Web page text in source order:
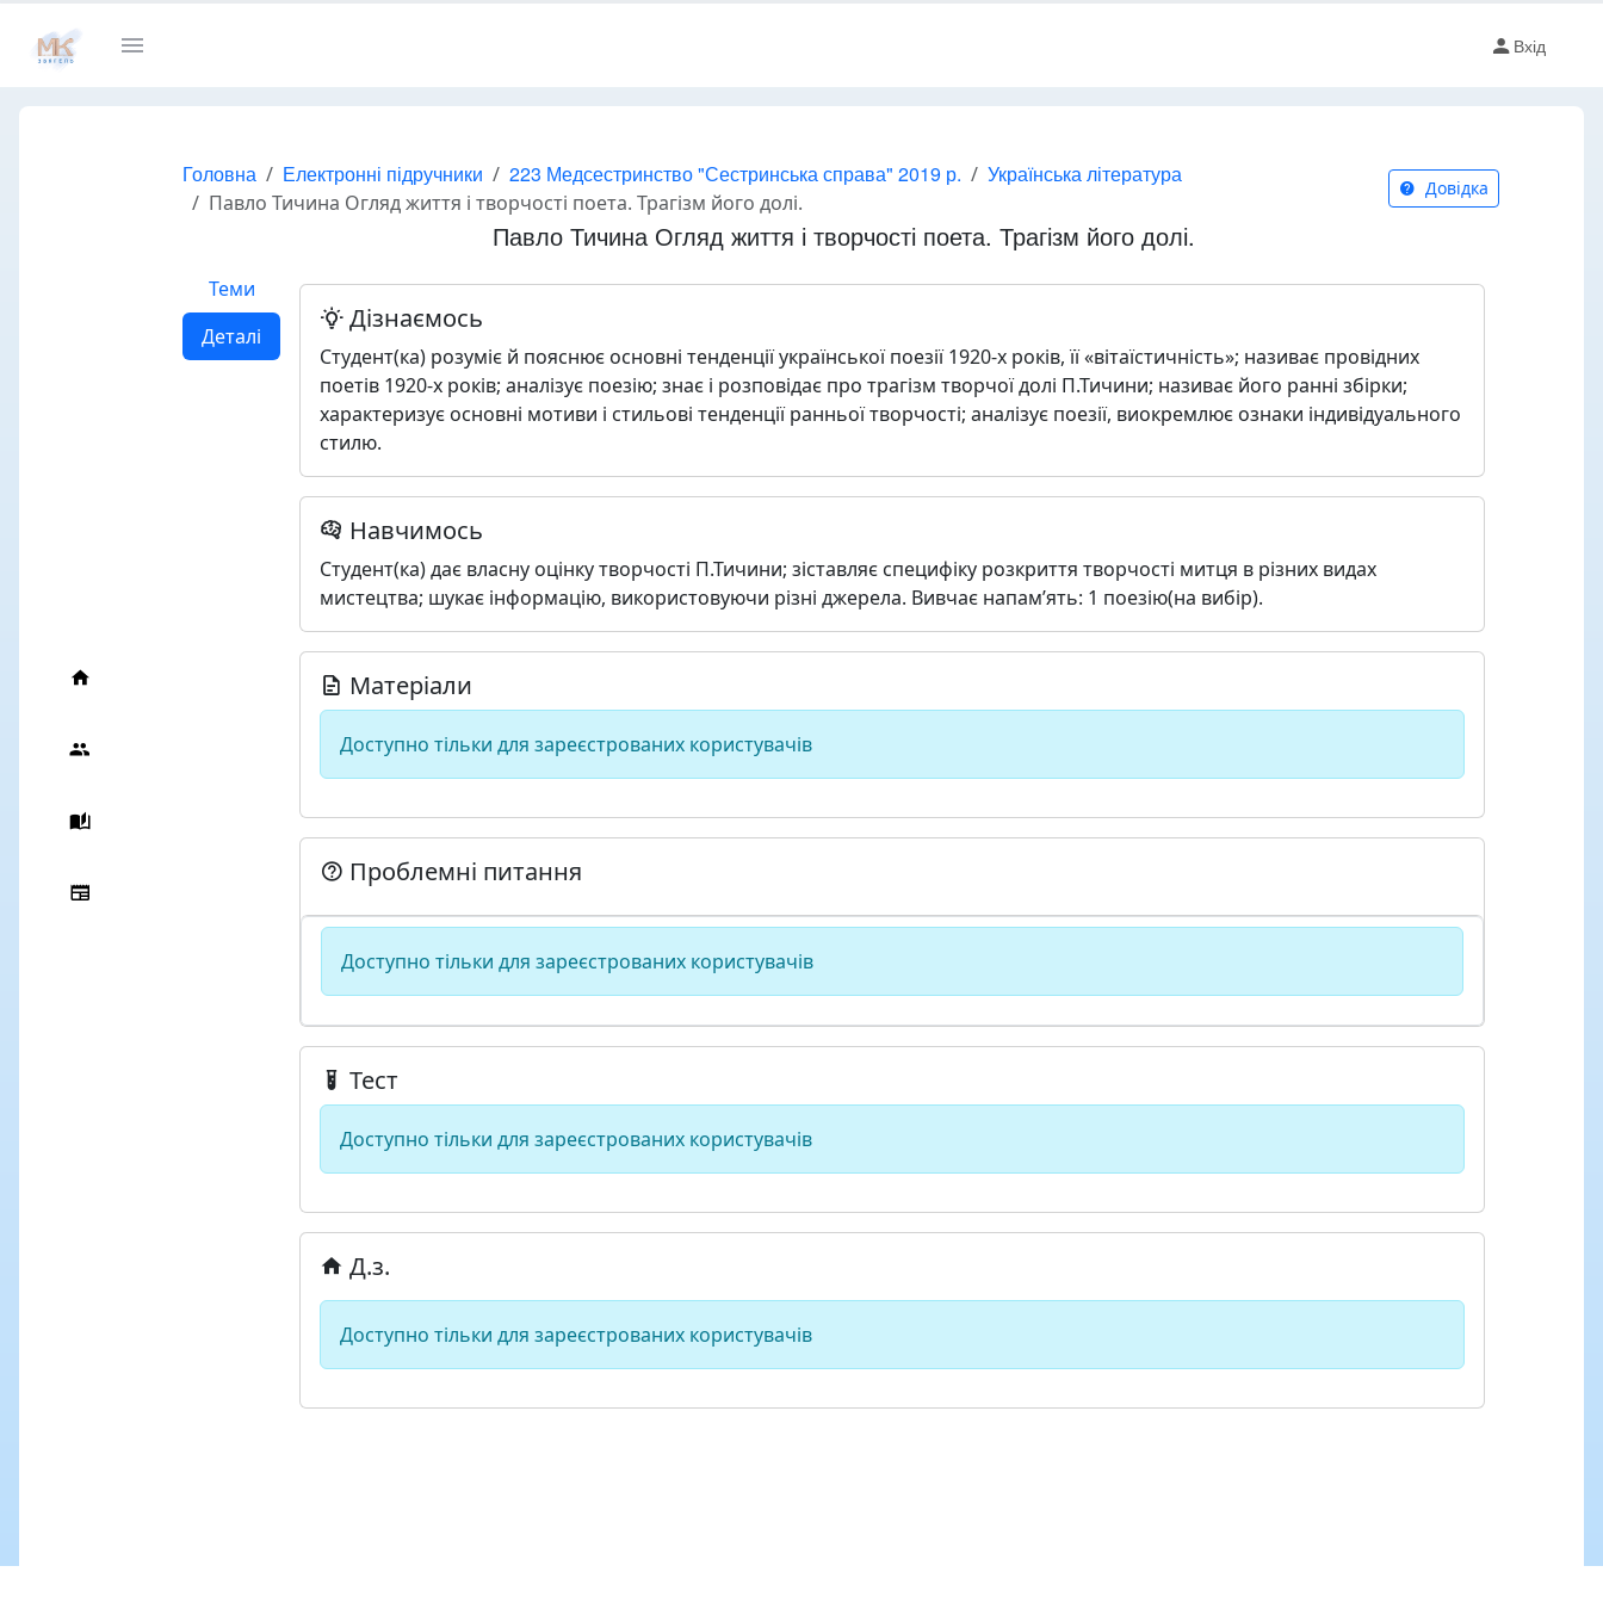
Вхід
Головна Електронні підручники 223 Медсестринство "Сестринська справа" 2019 р. Українська література
Павло Тичина Огляд життя і творчості поета. Трагізм його долі.
Довідка
Павло Тичина Огляд життя і творчості поета. Трагізм його долі.
Теми
Деталі
Дізнаємось
Студент(ка) розуміє й пояснює основні тенденції української поезії 1920-х років, її «вітаїстичність»; називає провідних
поетів 1920-х років; аналізує поезію; знає і розповідає про трагізм творчої долі П.Тичини; називає його ранні збірки;
характеризує основні мотиви і стильові тенденції ранньої творчості; аналізує поезії, виокремлює ознаки індивідуального
стилю.
Навчимось
Студент(ка) дає власну оцінку творчості П.Тичини; зіставляє специфіку розкриття творчості митця в різних видах
мистецтва; шукає інформацію, використовуючи різні джерела. Вивчає напам’ять: 1 поезію(на вибір).
Матеріали
Доступно тільки для зареєстрованих користувачів
Проблемні питання
Доступно тільки для зареєстрованих користувачів
Тест
Доступно тільки для зареєстрованих користувачів
Д.з.
Доступно тільки для зареєстрованих користувачів